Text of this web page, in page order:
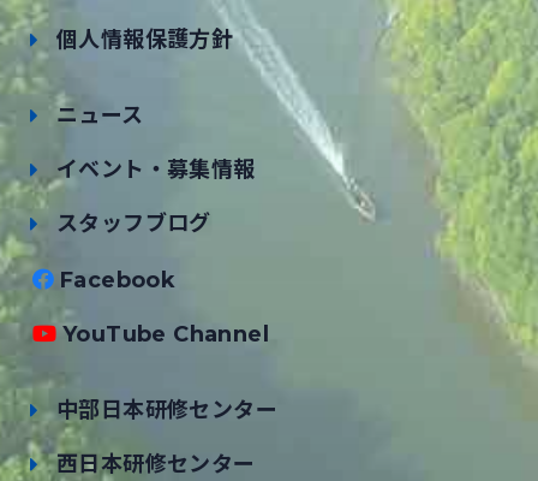
個人情報保護方針
ニュース
イベント・募集情報
スタッフブログ
Facebook
YouTube Channel
中部日本研修センター
西日本研修センター